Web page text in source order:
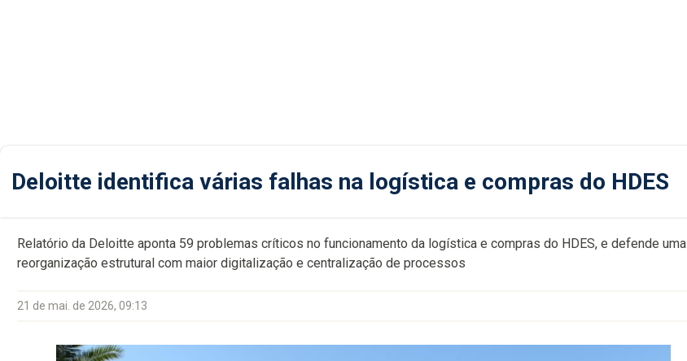
Deloitte identifica várias falhas na logística e compras do HDES
Relatório da Deloitte aponta 59 problemas críticos no funcionamento da logística e compras do HDES, e defende uma
reorganização estrutural com maior digitalização e centralização de processos
21 de mai. de 2026, 09:13